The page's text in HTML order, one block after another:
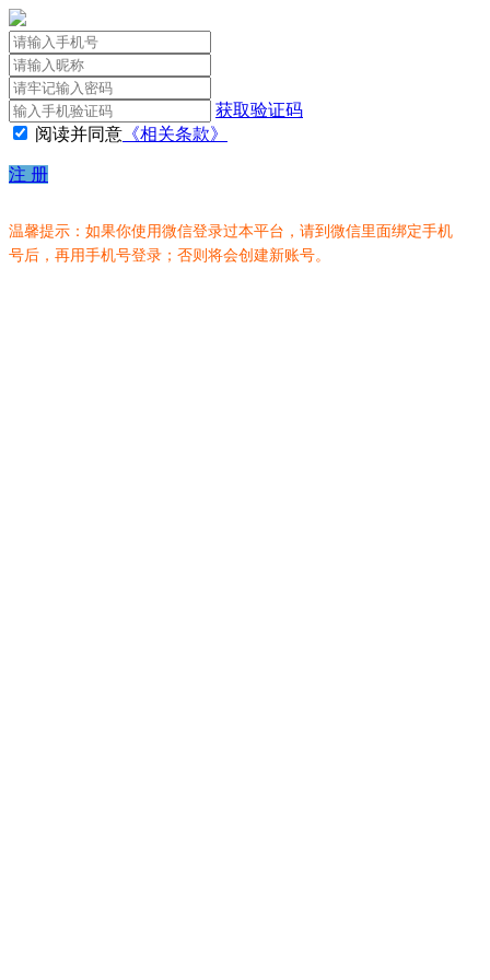
获取验证码
阅读并同意 《相关条款》
注 册
温馨提示：如果你使用微信登录过本平台，请到微信里面绑定手机
号后，再用手机号登录；否则将会创建新账号。